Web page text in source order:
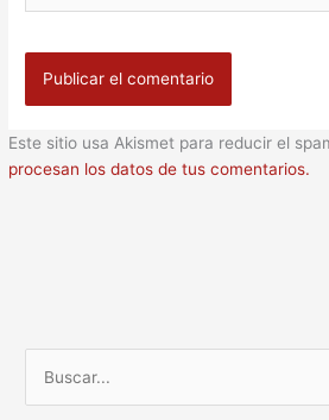
Este sitio usa Akismet para reducir el
procesan los datos de tus comentarios.